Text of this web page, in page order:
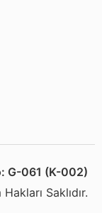
G-061 (K-002)
Saklıdır.